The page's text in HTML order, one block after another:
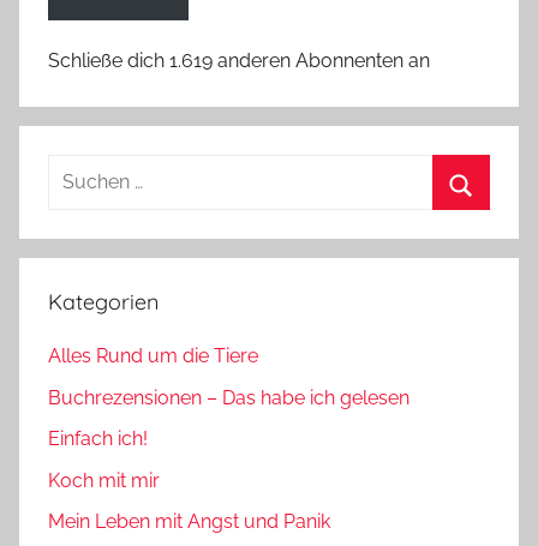
Schließe dich 1.619 anderen Abonnenten an
Suchen
Kategorien
Alles Rund um die Tiere
Buchrezensionen – Das habe ich gelesen
Einfach ich!
Koch mit mir
Mein Leben mit Angst und Panik